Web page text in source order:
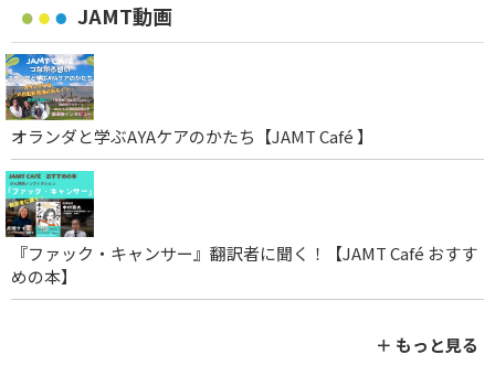
JAMT動画
オランダと学ぶAYAケアのかたち【JAMT Café 】
『ファック・キャンサー』翻訳者に聞く！【JAMT Café おすす
めの本】
＋ もっと見る